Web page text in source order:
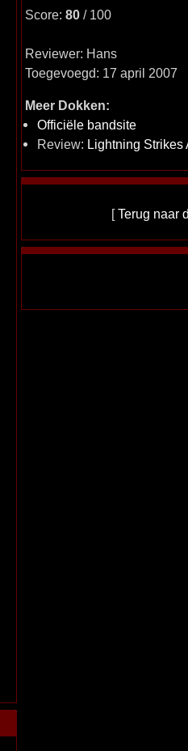
Score: 80/ 100
Reviewer: Hans
Toegevoegd: 17 april 2007
Meer Dokken:
Officiële bandsite
Review: Lightning Strikes
[Terug naar